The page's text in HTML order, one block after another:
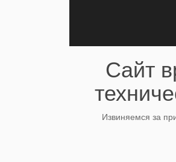
Сайт
Извиняемся за